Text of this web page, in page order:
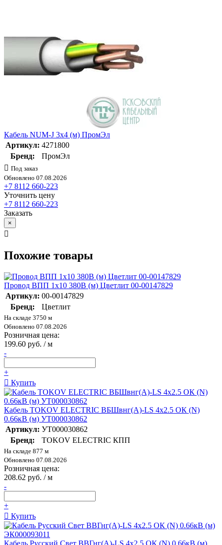
Кабель NUM-J 3х4 (м) ПромЭл
Артикул: 4271800
Бренд:
ПромЭл
Под заказ
Обновлено 07.08.2026
+7 8112 660-223
Уточнить цену
+7 8112 660-223
Заказать
×
Похожие товары
Провод ВПП 1х10 380В (м) Цветлит 00-00147829
Артикул: 00-00147829
Бренд:
Цветлит
На складе 3750 м
Обновлено 07.08.2026
Розничная цена:
199.60 руб. / м
-
+
Купить
Кабель TOKOV ELECTRIC ВБШвнг(А)-LS 4х2.5 ОК (N)
0.66кВ (м) УТ000030862
Артикул: УТ000030862
Бренд:
TOKOV ELECTRIC КПП
На складе 877 м
Обновлено 07.08.2026
Розничная цена:
208.62 руб. / м
-
+
Купить
Кабель Русский Свет ВВГнг(А)-LS 4х2.5 ОК (N) 0.66кВ (м)